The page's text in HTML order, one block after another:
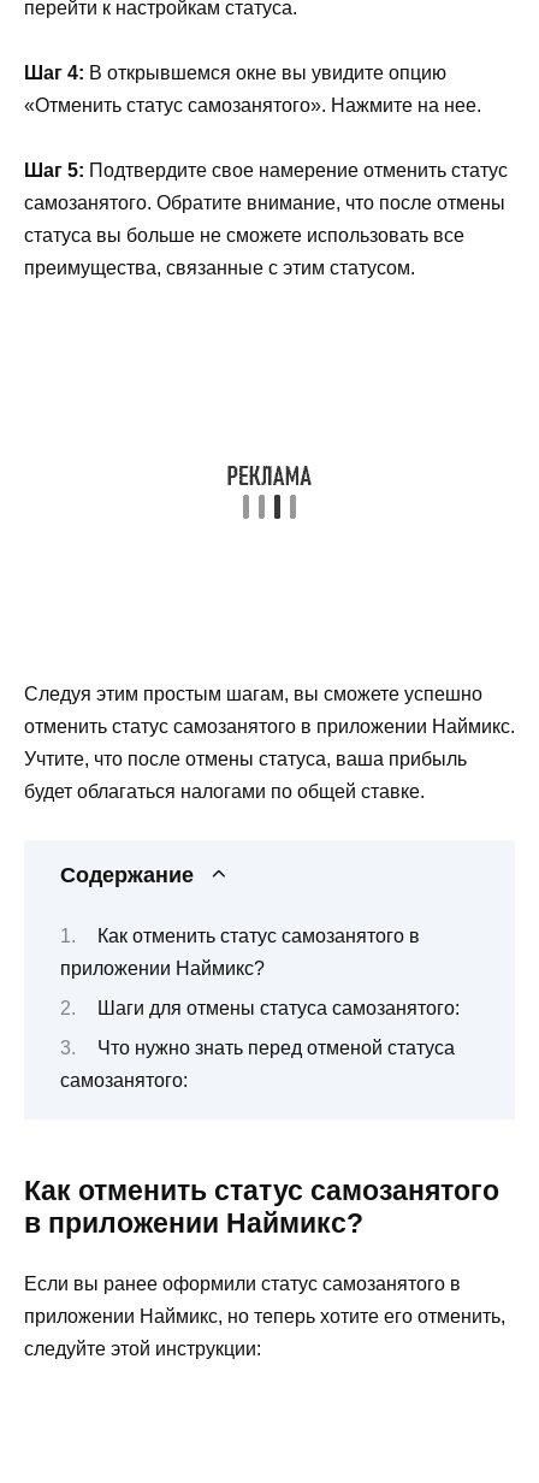
перейти к настройкам статуса.
Шаг 4: В открывшемся окне вы увидите опцию
«Отменить статус самозанятого». Нажмите на нее.
Шаг 5: Подтвердите свое намерение отменить статус
самозанятого. Обратите внимание, что после отмены
статуса вы больше не сможете использовать все
преимущества, связанные с этим статусом.
Следуя этим простым шагам, вы сможете успешно
отменить статус самозанятого в приложении Наймикс.
Учтите, что после отмены статуса, ваша прибыль
будет облагаться налогами по общей ставке.
Содержание
Как отменить статус самозанятого в
приложении Наймикс?
Шаги для отмены статуса самозанятого:
Что нужно знать перед отменой статуса
самозанятого:
Как отменить статус самозанятого
в приложении Наймикс?
Если вы ранее оформили статус самозанятого в
приложении Наймикс, но теперь хотите его отменить,
следуйте этой инструкции: